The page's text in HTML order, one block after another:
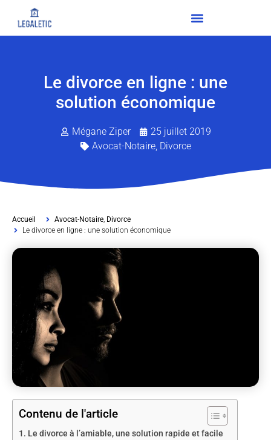
Le divorce en ligne : une
solution économique
Mégane Ziper
25 juillet 2019
Avocat-Notaire, Divorce
Accueil Avocat-Notaire, Divorce
Le divorce en ligne : une solution économique
Contenu de l'article
Le divorce à l’amiable, une solution rapide et facile